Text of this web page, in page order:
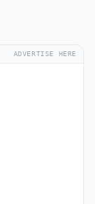
ADVERTISE HERE